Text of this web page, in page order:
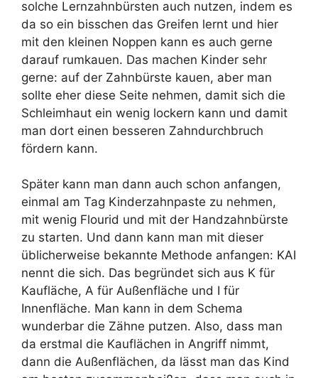
solche Lernzahnbürsten auch nutzen, indem es
da so ein bisschen das Greifen lernt und hier
mit den kleinen Noppen kann es auch gerne
darauf rumkauen. Das machen Kinder sehr
gerne: auf der Zahnbürste kauen, aber man
sollte eher diese Seite nehmen, damit sich die
Schleimhaut ein wenig lockern kann und damit
man dort einen besseren Zahndurchbruch
fördern kann.
Später kann man dann auch schon anfangen,
einmal am Tag Kinderzahnpaste zu nehmen,
mit wenig Flourid und mit der Handzahnbürste
zu starten. Und dann kann man mit dieser
üblicherweise bekannte Methode anfangen: KAI
nennt die sich. Das begründet sich aus K für
Kaufläche, A für Außenfläche und I für
Innenfläche. Man kann in dem Schema
wunderbar die Zähne putzen. Also, dass man
da erstmal die Kauflächen in Angriff nimmt,
dann die Außenflächen, da lässt man das Kind